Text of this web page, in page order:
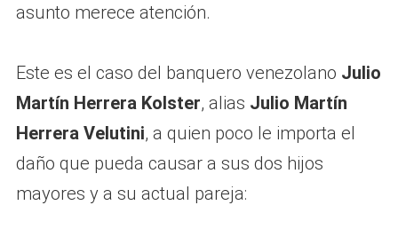
asunto merece atención.
Este es el caso del banquero venezolano Julio
Martín Herrera Kolster, alias Julio Martín
Herrera Velutini, a quien poco le importa el
daño que pueda causar a sus dos hijos
mayores y a su actual pareja: